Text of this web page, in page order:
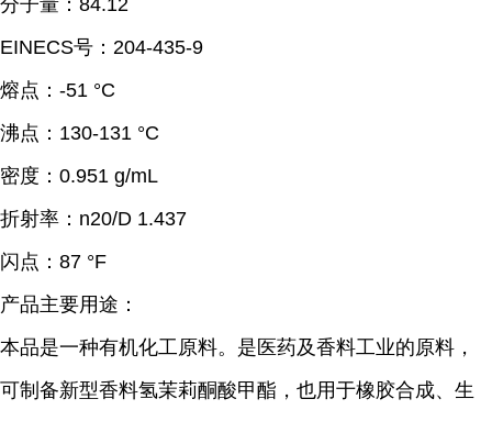
分子量：84.12
EINECS号：204-435-9
熔点： -51 °C
沸点： 130-131 °C
密度： 0.951 g/mL
折射率： n20/D 1.437
闪点： 87 °F
产品主要用途：
本品是一种有机化工原料。是医药及香料工业的原料，
可制备新型香料氢茉莉酮酸甲酯，也用于橡胶合成、生